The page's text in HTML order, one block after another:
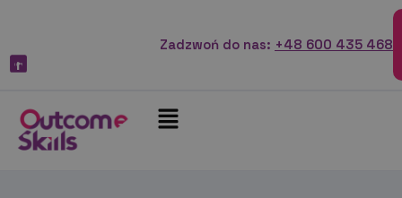
Zadzwoń do nas: +48 600 435 468